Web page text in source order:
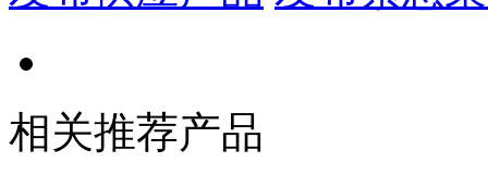
相关推荐产品